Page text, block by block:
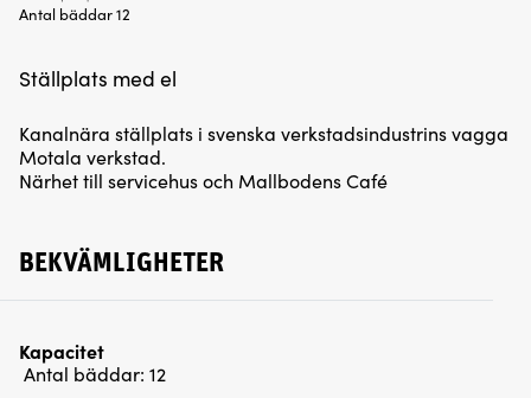
Antal bäddar 12
Kanalnära ställplats i svenska verkstadsindustrins vagga
Motala verkstad.
Närhet till servicehus och Mallbodens Café
BEKVÄMLIGHETER
Kapacitet
Antal bäddar: 12